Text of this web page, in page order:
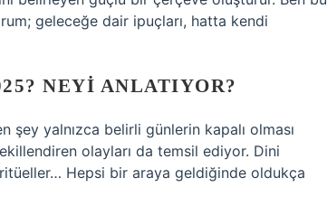
geleceğe dair ipuçları, hatta kendi
NEYI ANLATIYOR?
şey yalnızca belirli günlerin kapalı olması
olayları da temsil ediyor. Dini
Hepsi bir araya geldiğinde oldukça